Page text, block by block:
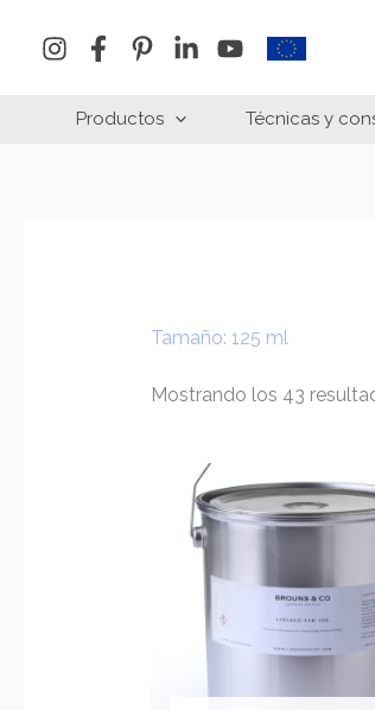
Productos Técnicas y
Tamaño: 125 ml
Mostrando los 43